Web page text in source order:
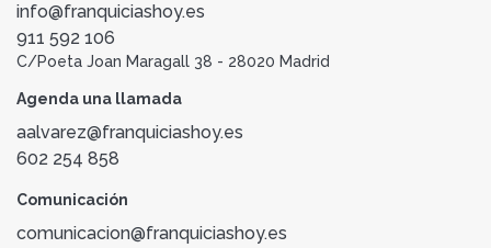
info@franquiciashoy.es
911 592 106
C/Poeta Joan Maragall 38 - 28020 Madrid
Agenda una llamada
aalvarez@franquiciashoy.es
602 254 858
Comunicación
comunicacion@franquiciashoy.es